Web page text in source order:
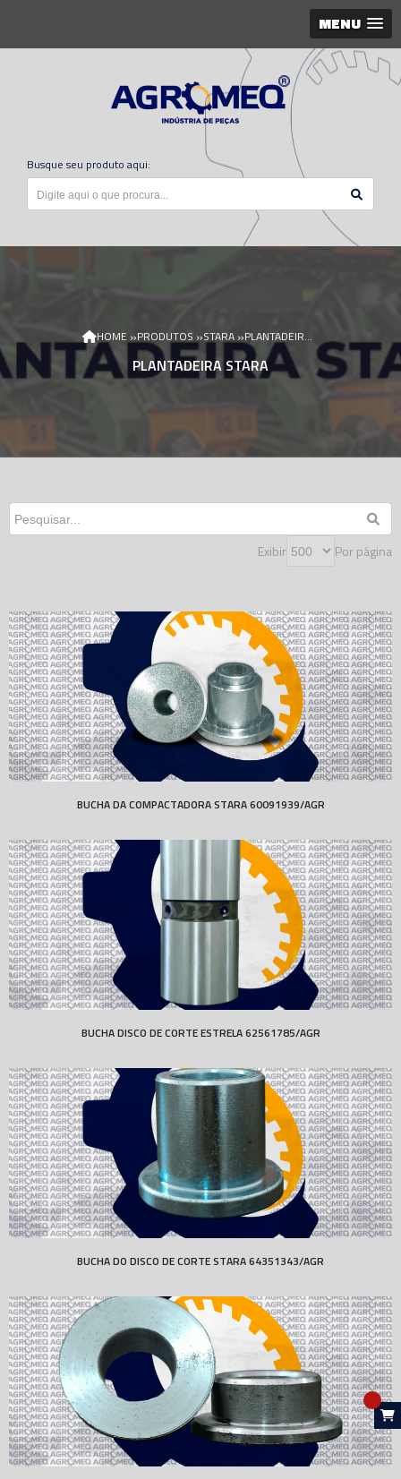
MENU
Busque seu produto aqui:
HOME »PRODUTOS »STARA » PLANTADEIRA STARA
PLANTADEIRA STARA
Exibir Por página
BUCHA DA COMPACTADORA STARA 60091939/AGR
BUCHA DISCO DE CORTE ESTRELA 62561785/AGR
BUCHA DO DISCO DE CORTE STARA 64351343/AGR